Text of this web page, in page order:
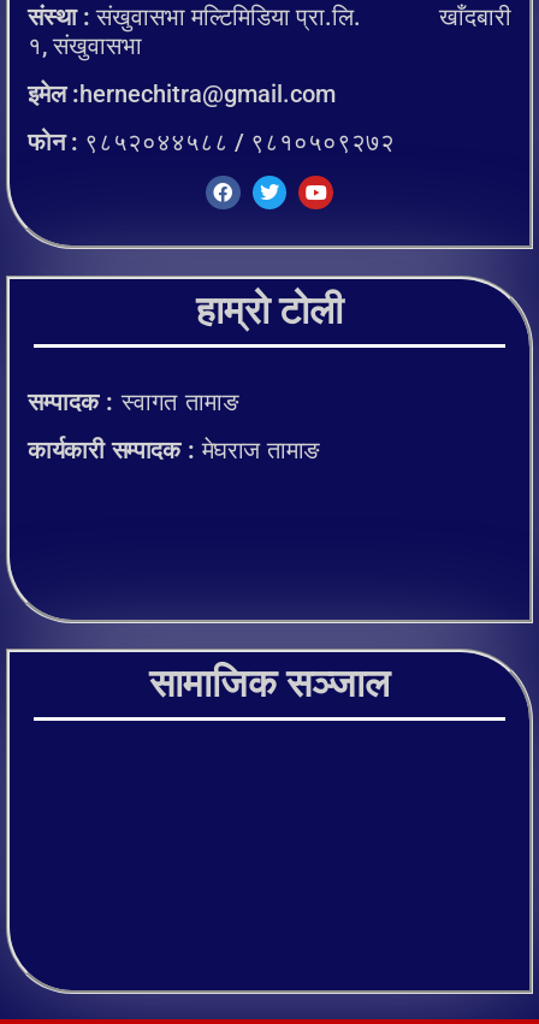
संस्था : संखुवासभा मल्टिमिडिया प्रा.लि. खाँदबारी
१, संखुवासभा
इमेल :hernechitra@gmail.com
फोन : ९८५२०४४५८८ / ९८१०५०९२७२
हाम्रो टोली
सम्पादक :स्वागत तामाङ
कार्यकारी सम्पादक :मेघराज तामाङ
सामाजिक सञ्जाल